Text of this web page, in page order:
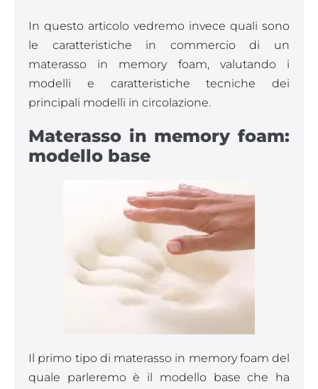
In questo articolo vedremo invece quali sono
le caratteristiche in commercio di un
materasso in memory foam, valutando i
modelli e caratteristiche tecniche dei
principali modelli in circolazione.
Materasso in memory foam:
modello base
Il primo tipo di materasso in memory foam del
quale parleremo è il modello base che ha